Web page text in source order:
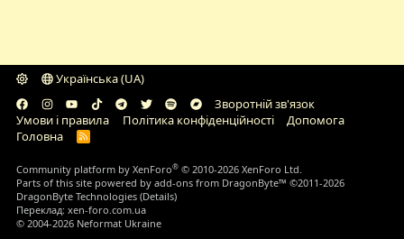
Українська (UA)
Зворотній зв'язок
Умови і правила
Політика конфіденційності
Дoпoмoга
Головна
R
Community platform by XenForo® © 2010-2026 XenForo Ltd.
Parts of this site powered byadd-ons from DragonByte™ ©2011-2026
DragonByte Technologies (Details)
Переклад:xen-foro.com.ua
© 2004-2026 Neformat Ukraine